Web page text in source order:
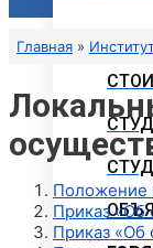
Главная
Положение
Приказ «Об
Приказ «Об